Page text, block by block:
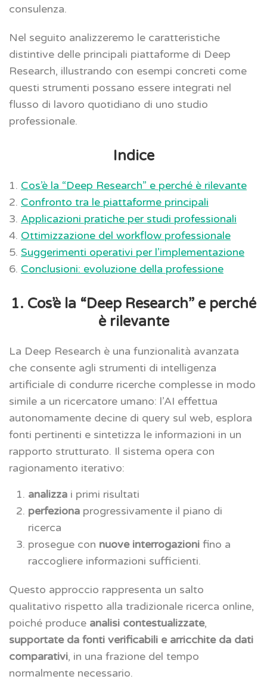
consulenza.
Nel seguito analizzeremo le caratteristiche
distintive delle principali piattaforme di Deep
Research, illustrando con esempi concreti come
questi strumenti possano essere integrati nel
flusso di lavoro quotidiano di uno studio
professionale.
Indice
1. Cos’è la “Deep Research” e perché è rilevante
2. Confronto tra le piattaforme principali
3. Applicazioni pratiche per studi professionali
4. Ottimizzazione del workflow professionale
5. Suggerimenti operativi per l’implementazione
6. Conclusioni: evoluzione della professione
1. Cos’è la “Deep Research” e perché
è rilevante
La Deep Research è una funzionalità avanzata
che consente agli strumenti di intelligenza
artificiale di condurre ricerche complesse in modo
simile a un ricercatore umano: l’AI effettua
autonomamente decine di query sul web, esplora
fonti pertinenti e sintetizza le informazioni in un
rapporto strutturato. Il sistema opera con
ragionamento iterativo:
analizza i primi risultati
perfeziona progressivamente il piano di
ricerca
prosegue con nuove interrogazioni fino a
raccogliere informazioni sufficienti.
Questo approccio rappresenta un salto
qualitativo rispetto alla tradizionale ricerca online,
poiché produce analisi contestualizzate,
supportate da fonti verificabili e arricchite da dati
comparativi, in una frazione del tempo
normalmente necessario.